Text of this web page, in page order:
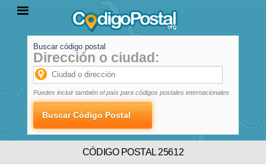
PROVINCIAS
LOCALIDADES
Buscar código postal
Dirección o ciudad:
Puedes incluir también el país para códigos postales internacionales
CÓDIGO POSTAL 25612